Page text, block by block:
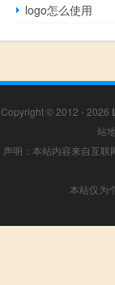
logo怎么使用
Copyright © 2012 - 2026
站
声明：本站内容来自互
本站仅为